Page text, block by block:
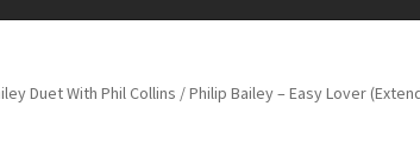
Duet With Phil Collins / Philip Bailey – Easy Lover